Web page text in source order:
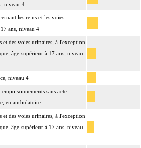
niveau 4
les reins et les voies
ans, niveau 4
et des voies urinaires, à l'exception
âge supérieur à 17 ans, niveau
niveau 4
sans acte
en ambulatoire
et des voies urinaires, à l'exception
âge supérieur à 17 ans, niveau